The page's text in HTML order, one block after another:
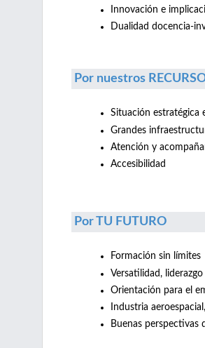
Innovación e
Dualidad docencia-
Por nuestros
Situación estratégica
Grandes
Atención y
Accesibilidad
Por TU FUTURO
Formación sin límites
Versatilidad,
Orientación para el
Industria
Buenas perspectivas